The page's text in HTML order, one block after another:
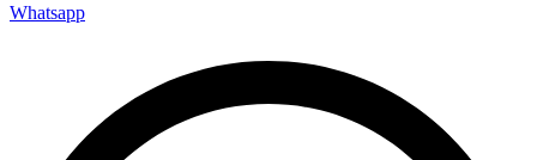
Whatsapp